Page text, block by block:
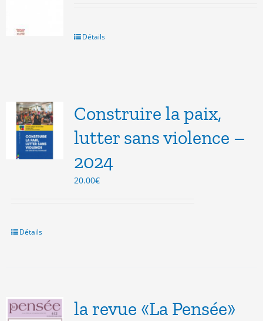
Détails
Construire la paix,
lutter sans violence –
2024
20.00€
Détails
la revue «La Pensée»